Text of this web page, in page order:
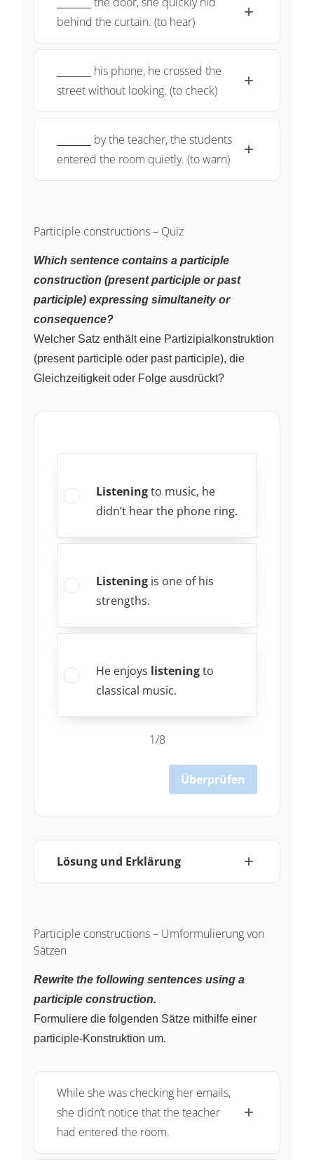
behind the curtain. (to hear)
\underline{~\qquad~}
his phone, he crossed the
street without looking. (to check)
\underline{~\qquad~}
by the teacher, the students
entered the room quietly. (to warn)
Participle constructions – Quiz
Which sentence contains a participle
construction (present participle or past
participle) expressing simultaneity or
consequence?
Welcher Satz enthält eine Partizipialkonstruktion
(present participle oder past participle), die
Gleichzeitigkeit oder Folge ausdrückt?
Listeningto music, he
didn’t hear the phone ring.
Listening is one of his
strengths.
He enjoys listeningto
classical music.
1/8
Überprüfen
Lösung und Erklärung
Participle constructions – Umformulierung von
Sätzen
Rewrite the following sentences using a
participle construction.
Formuliere die folgenden Sätze mithilfe einer
participle-Konstruktion um.
While she was checking her emails,
she didn’t notice that the teacher
had entered the room.